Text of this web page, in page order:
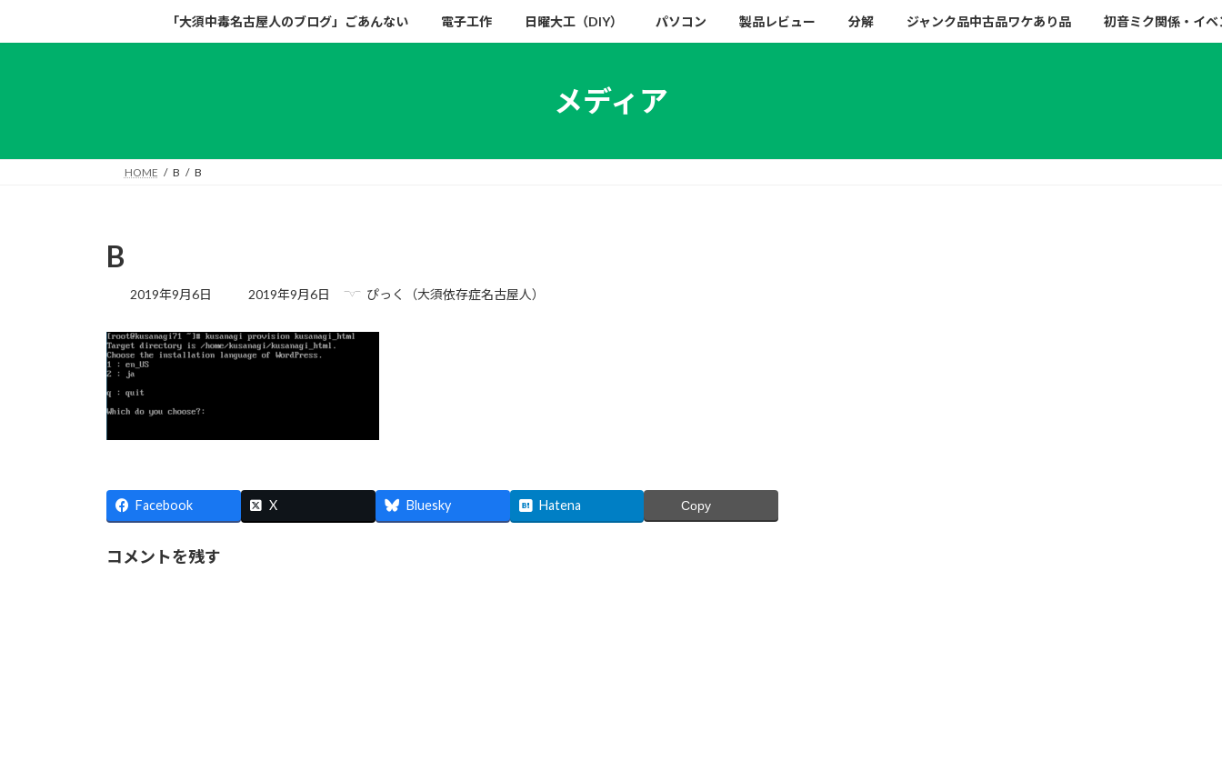
キ
に
「大須中毒名古屋人のブログ」ごあんない 電子工作 日曜大工（DIY） パソコン 製品レビュー 分解 ジャンク品中古品ワケあり品 初音ミク関係・イベ
メディア
HOME B B
B
2019年9月6日
最
更
新
日
2019年9月6日 ぴっく（大須依存症名古屋人）
Facebook X Bluesky Hatena Copy
コメントを残す